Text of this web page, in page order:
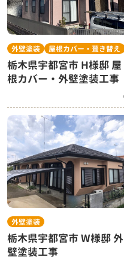
外壁塗装 屋根カバー・葺き替え
栃木県宇都宮市 H様邸 屋
根カバー・外壁塗装工事
外壁塗装
栃木県宇都宮市 W様邸 外
壁塗装工事